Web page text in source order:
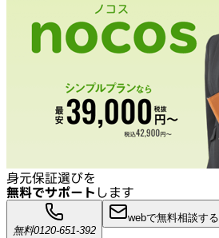
身元保証選びを
無料でサポート します
無料0120-651-392
webで無料相談する